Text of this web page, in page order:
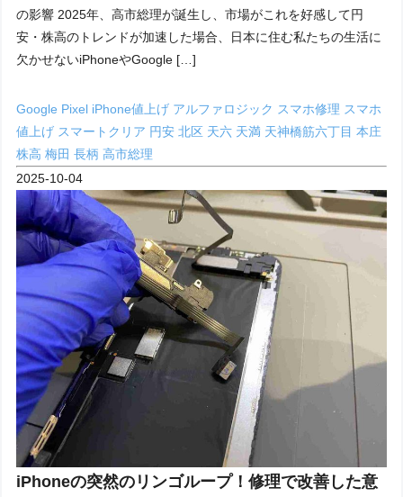
の影響 2025年、高市総理が誕生し、市場がこれを好感して円
安・株高のトレンドが加速した場合、日本に住む私たちの生活に
欠かせないiPhoneやGoogle […]
Google Pixel iPhone値上げ アルファロジック スマホ修理 スマホ
値上げ スマートクリア 円安北区 天六 天満 天神橋筋六丁目本庄
株高梅田長柄高市総理
2025-10-04
iPhoneの突然のリンゴループ！修理で改善した意